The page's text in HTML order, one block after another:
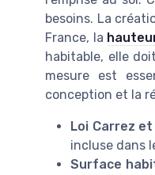
besoins. La
France, la
habitable, elle
mesure est
conception et la
Loi Carrez
incluse dans
Surface